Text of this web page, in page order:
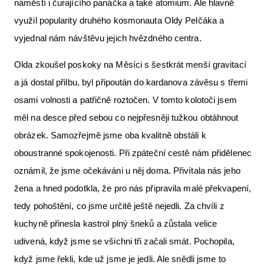
náměstí i čurajícího panáčka a také atomium. Ale hlavně
využil popularity druhého kosmonauta Oldy Pelčáka a
vyjednal nám návštěvu jejich hvězdného centra.
Olda zkoušel poskoky na Měsíci s šestkrát menší gravitací
a já dostal přilbu, byl připoután do kardanova závěsu s třemi
osami volnosti a patřičně roztočen. V tomto kolotoči jsem
měl na desce před sebou co nejpřesněji tužkou obtáhnout
obrázek. Samozřejmě jsme oba kvalitně obstáli k
oboustranné spokojenosti. Při zpáteční cestě nám přidělenec
oznámil, že jsme očekáváni u něj doma. Přivítala nás jeho
žena a hned podotkla, že pro nás připravila malé překvapení,
tedy pohoštění, co jsme určitě ještě nejedli. Za chvíli z
kuchyně přinesla kastrol plný šneků a zůstala velice
udivená, když jsme se všichni tři začali smát. Pochopila,
když jsme řekli, kde už jsme je jedli. Ale snědli jsme to